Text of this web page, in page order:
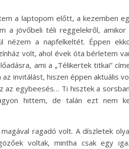
a laptopom előtt, a kezemben
a jövőbeli téli reggelekről, amikor
nézem a napfelkeltét. Éppen
volt, ahol évek óta bérletem
ami a „Télikertek titkai”
invitálást, hiszen éppen aktuális
az egybeesés… Ti hisztek a
hittem, de talán ezt nem
ragadó volt. A díszletek
voltak, mintha csak egy